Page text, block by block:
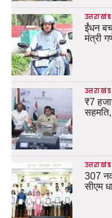
उत्तराखंड
ईंधन
मंत्री
उत्तराखंड
₹7
उत्तराखंड
307
सीएम